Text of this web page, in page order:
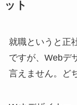
ット
就職というと正
ですが、Webデ
言えません。ど